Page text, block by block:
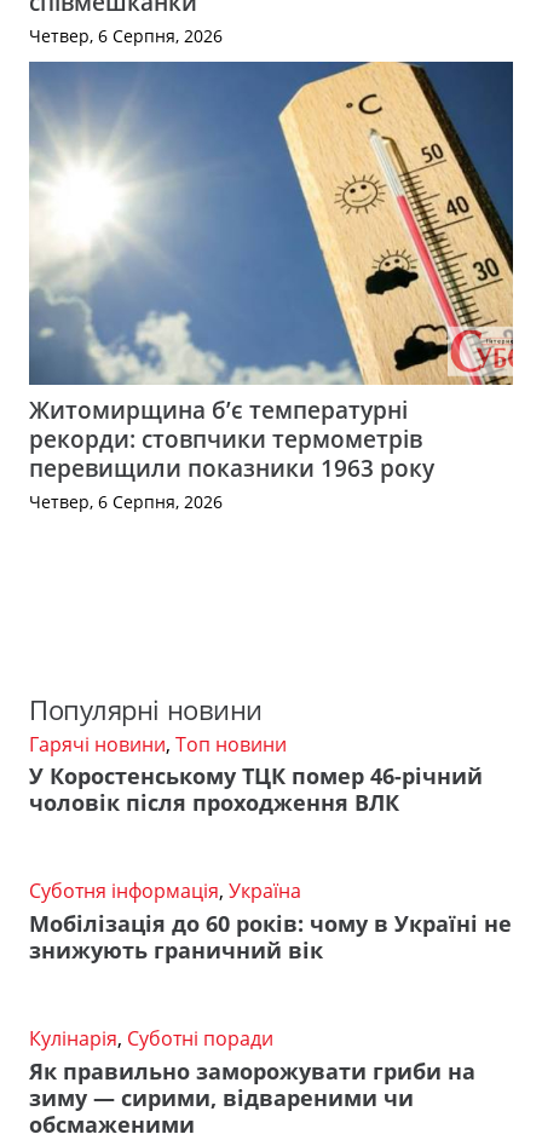
Четвер, 6 Серпня, 2026
Житомирщина б’є температурні
рекорди: стовпчики термометрів
перевищили показники 1963 року
Четвер, 6 Серпня, 2026
Популярні новини
Гарячі новини, Топ новини
У Коростенському ТЦК помер 46-річний
чоловік після проходження ВЛК
Суботня інформація, Україна
Мобілізація до 60 років: чому в Україні не
знижують граничний вік
Кулінарія, Суботні поради
Як правильно заморожувати гриби на
зиму — сирими, відвареними чи
обсмаженими